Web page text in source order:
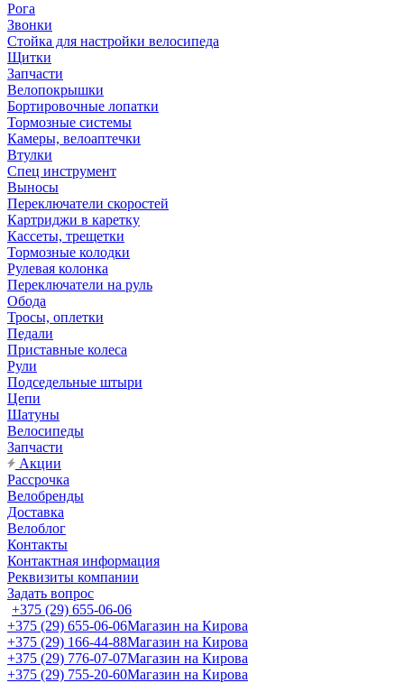
Рога
Звонки
Стойка для настройки велосипеда
Щитки
Запчасти
Велопокрышки
Бортировочные лопатки
Тормозные системы
Камеры, велоаптечки
Втулки
Спец инструмент
Выносы
Переключатели скоростей
Картриджи в каретку
Кассеты, трещетки
Тормозные колодки
Рулевая колонка
Переключатели на руль
Обода
Тросы, оплетки
Педали
Приставные колеса
Рули
Подседельные штыри
Цепи
Шатуны
Велосипеды
Запчасти
Акции
Рассрочка
Велобренды
Доставка
Велоблог
Контакты
Контактная информация
Реквизиты компании
Задать вопрос
+375 (29) 655-06-06
+375 (29) 655-06-06Магазин на Кирова
+375 (29) 166-44-88Магазин на Кирова
+375 (29) 776-07-07Магазин на Кирова
+375 (29) 755-20-60Магазин на Кирова